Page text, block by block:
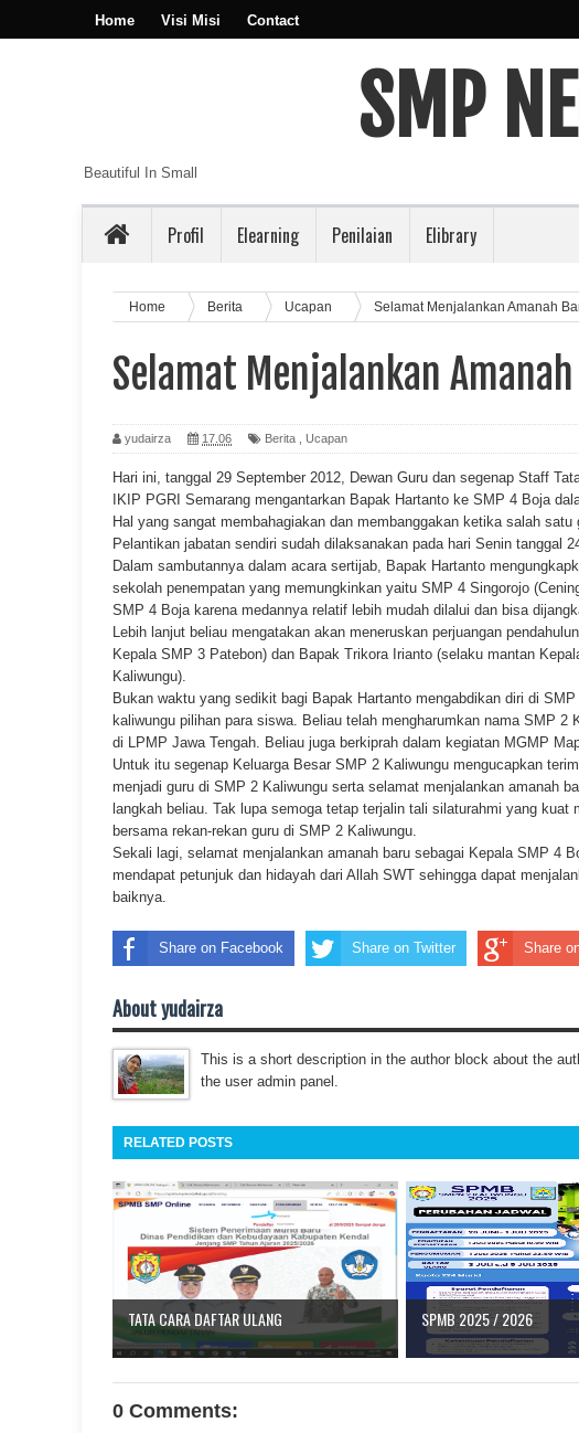
Home Visi Misi Contact
SMP
Beautiful In Small
Profil Elearning Penilaian Elibrary
Home Berita Ucapan Selamat Menjalankan Amanah
Selamat Menjalankan
yudairza 17.06 Berita Ucapan
Hari ini, tanggal 29 September 2012, Dewan Guru dan segenap Staff
IKIP PGRI Semarang mengantarkan Bapak Hartanto ke SMP 4 Boja
Hal yang sangat membahagiakan dan membanggakan ketika salah
Pelantikan jabatan sendiri sudah dilaksanakan pada hari Senin tanggal
Dalam sambutannya dalam acara sertijab, Bapak Hartanto
sekolah penempatan yang memungkinkan yaitu SMP 4 Singorojo
SMP 4 Boja karena medannya relatif lebih mudah dilalui dan bisa
Lebih lanjut beliau mengatakan akan meneruskan perjuangan
Kepala SMP 3 Patebon) dan Bapak Trikora Irianto (selaku mantan
Kaliwungu).
Bukan waktu yang sedikit bagi Bapak Hartanto mengabdikan diri di
kaliwungu pilihan para siswa. Beliau telah mengharumkan nama SMP 2
di LPMP Jawa Tengah. Beliau juga berkiprah dalam kegiatan MGMP
Untuk itu segenap Keluarga Besar SMP 2 Kaliwungu mengucapkan
menjadi guru di SMP 2 Kaliwungu serta selamat menjalankan amanah
langkah beliau. Tak lupa semoga tetap terjalin tali silaturahmi yang
bersama rekan-rekan guru di SMP 2 Kaliwungu.
Sekali lagi, selamat menjalankan amanah baru sebagai Kepala SMP 4
mendapat petunjuk dan hidayah dari Allah SWT sehingga dapat
baiknya.
Share on Facebook Share on Twitter Share
About yudairza
This is a short description in the author block about the
the user admin panel.
RELATED POSTS
TATA CARA DAFTAR ULANG SPMB 2025 / 2026
0 Comments: